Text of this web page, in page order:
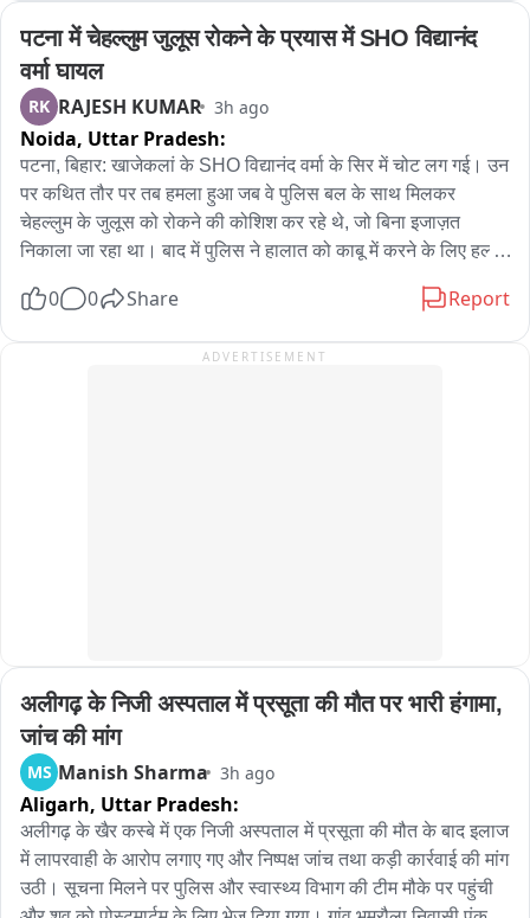
हत्या की शिकायत दर्ज कराई है, जिसपर पुलिस ने आरोपी को गिरफ्तार कर
लिया है. मृतिका का नाम भारती नेताम और आरोपी का नाम सावंत बघेल
बताया जा रहा है.....
पटना में चेहल्लुम जुलूस रोकने के प्रयास में SHO विद्यानंद
वर्मा घायल
RK RAJESH KUMAR 3h ago
Noida, Uttar Pradesh:
पटना, बिहार: खाजेकलां के SHO विद्यानंद वर्मा के सिर में चोट लग गई। उन
पर कथित तौर पर तब हमला हुआ जब वे पुलिस बल के साथ मिलकर
चेहल्लुम के जुलूस को रोकने की कोशिश कर रहे थे, जो बिना इजाज़त
निकाला जा रहा था। बाद में पुलिस ने हालात को काबू में करने के लिए हल्का
मामले को सुलझाने की कोशिश के दौरान मुझे चोट लग गई।"
0 0 Share Report
ADVERTISEMENT
अलीगढ़ के निजी अस्पताल में प्रसूता की मौत पर भारी हंगामा,
जांच की मांग
MS Manish Sharma 3h ago
Aligarh, Uttar Pradesh:
अलीगढ़ के खैर कस्बे में एक निजी अस्पताल में प्रसूता की मौत के बाद इलाज
में लापरवाही के आरोप लगाए गए और निष्पक्ष जांच तथा कड़ी कार्रवाई की मांग
उठी। सूचना मिलने पर पुलिस और स्वास्थ्य विभाग की टीम मौके पर पहुंची